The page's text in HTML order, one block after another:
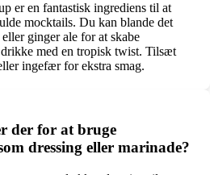
er en fantastisk ingrediens til at
mocktails. Du kan blande det
ginger ale for at skabe
med en tropisk twist. Tilsæt
ingefær for ekstra smag.
der for at bruge
dressing eller marinade?